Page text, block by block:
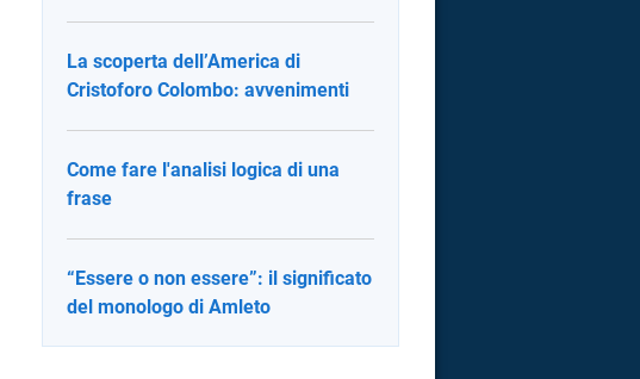
La scoperta dell’America di
Cristoforo Colombo: avvenimenti
Come fare l'analisi logica di una
frase
“Essere o non essere”: il significato
del monologo di Amleto